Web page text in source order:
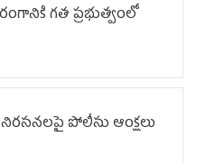
గత ప్రభుత్వంలో
పోలీసు ఆంక్షలు